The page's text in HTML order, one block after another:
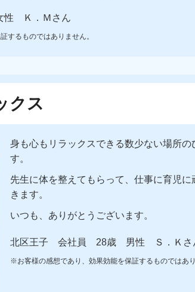
Ｋ．Ｍさん
するものではありません。
クス
身も心もリラックスできる数少ない場所の
す。
先生に体を整えてもらって、仕事に育児に
きます。
いつも、ありがとうございます。
北区王子 会社員 28歳 男性 Ｓ．Ｋさ
※お客様の感想であり、効果効能を保証するものではあり